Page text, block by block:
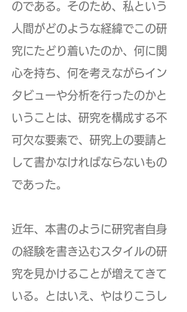
のである。そのため、私という
人間がどのような経緯でこの研
究にたどり着いたのか、何に関
心を持ち、何を考えながらイン
タビューや分析を行ったのかと
いうことは、研究を構成する不
可欠な要素で、研究上の要請と
して書かなければならないもの
であった。
近年、本書のように研究者自身
の経験を書き込むスタイルの研
究を見かけることが増えてきて
いる。とはいえ、やはりこうし